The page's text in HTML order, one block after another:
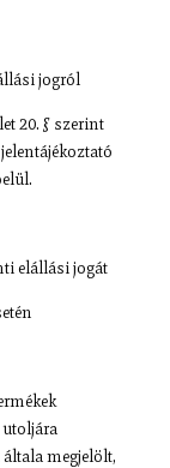
jogról
20. § szerint
elállási jogát
megjelölt,